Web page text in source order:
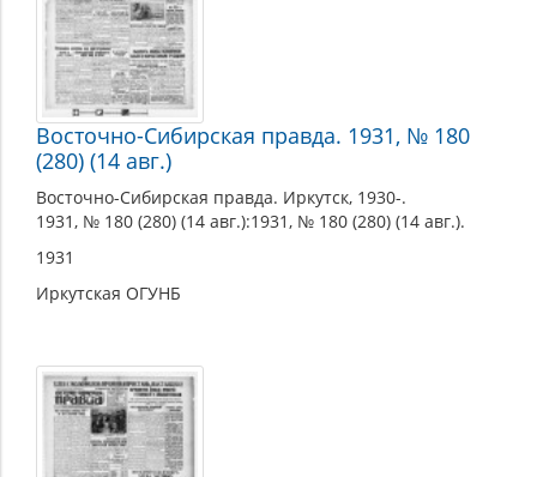
Восточно-Сибирская правда. 1931, № 180
(280) (14 авг.)
Восточно-Сибирская правда. Иркутск, 1930-.
1931, № 180 (280) (14 авг.):1931, № 180 (280) (14 авг.).
1931
Иркутская ОГУНБ